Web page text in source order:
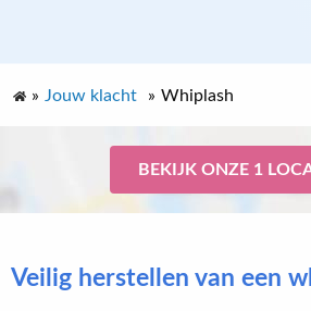
» Jouw klacht » Whiplash
BEKIJK ONZE 1
Veilig herstellen van een